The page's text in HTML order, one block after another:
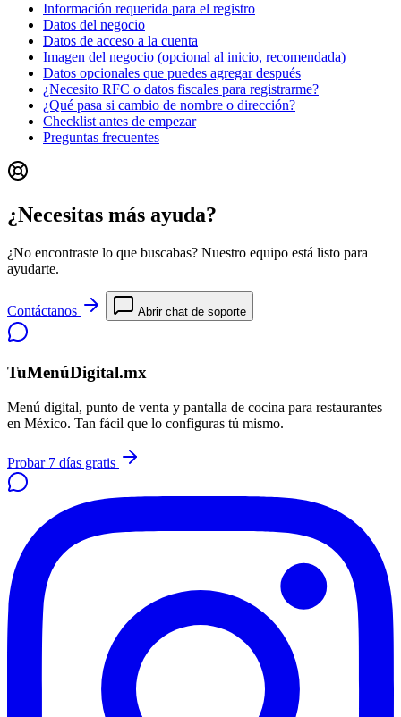
Información requerida para el registro
Datos del negocio
Datos de acceso a la cuenta
Imagen del negocio (opcional al inicio, recomendada)
Datos opcionales que puedes agregar después
¿Necesito RFC o datos fiscales para registrarme?
¿Qué pasa si cambio de nombre o dirección?
Checklist antes de empezar
Preguntas frecuentes
¿Necesitas más ayuda?
¿No encontraste lo que buscabas? Nuestro equipo está listo para
ayudarte.
Contáctanos Abrir chat de soporte
TuMenúDigital.mx
Menú digital, punto de venta y pantalla de cocina para restaurantes
en México. Tan fácil que lo configuras tú mismo.
Probar 7 días gratis